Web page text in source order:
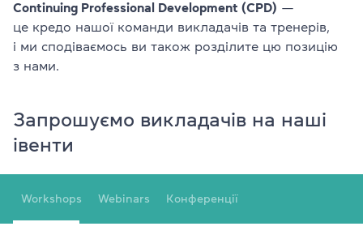
Continuing Professional Development (CPD) —
це кредо нашої команди викладачів та тренерів,
і ми сподіваємось ви також розділите цю позицію
з нами.
Запрошуємо викладачів на наші
івенти
Workshops Webinars Конференції